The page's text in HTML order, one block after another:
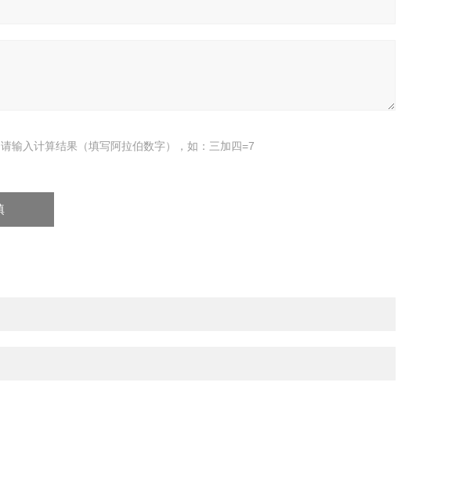
请输入计算结果（填写阿拉伯数字），如：三加四=7